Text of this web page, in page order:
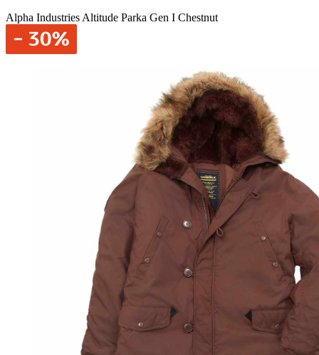
Alpha Industries Altitude Parka Gen I Chestnut